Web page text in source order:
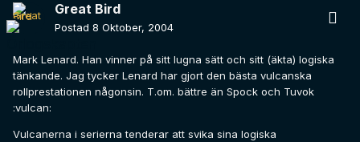
Great Bird
Postad 8 Oktober, 2004
Mark Lenard. Han vinner på sitt lugna sätt och sitt (äkta) logiska
tänkande. Jag tycker Lenard har gjort den bästa vulcanska
rollprestationen någonsin. T.om. bättre än Spock och Tuvok
:vulcan:
Vulcanerna i serierna tenderar att svika sina logiska